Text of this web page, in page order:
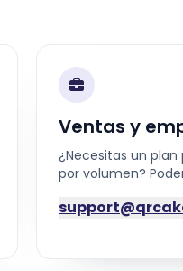
Ventas y
¿Necesitas un
por volumen?